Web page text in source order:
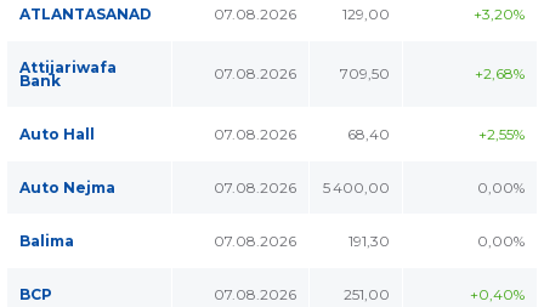
ATLANTASANAD 07.08.2026 129,00 +3,20%
Attijariwafa
Bank 07.08.2026 709,50 +2,68%
Auto Hall 07.08.2026 68,40 +2,55%
Auto Nejma 07.08.2026 5 400,00 0,00%
Balima 07.08.2026 191,30 0,00%
BCP 07.08.2026 251,00 +0,40%